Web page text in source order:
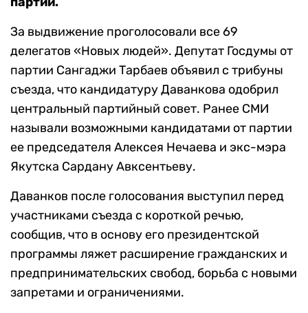
За выдвижение проголосовали все 69
делегатов «Новых людей». Депутат Госдумы от
партии Сангаджи Тарбаев объявил с трибуны
съезда, что кандидатуру Даванкова одобрил
центральный партийный совет. Ранее СМИ
называли возможными кандидатами от партии
ее председателя Алексея Нечаева и экс-мэра
Якутска Сардану Авксентьеву.
Даванков после голосования выступил перед
участниками съезда с короткой речью,
сообщив, что в основу его президентской
программы ляжет расширение гражданских и
предпринимательских свобод, борьба с новыми
запретами и ограничениями.